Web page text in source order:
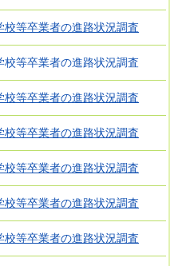
等卒業者の進路状況調査
等卒業者の進路状況調査
等卒業者の進路状況調査
等卒業者の進路状況調査
等卒業者の進路状況調査
等卒業者の進路状況調査
等卒業者の進路状況調査